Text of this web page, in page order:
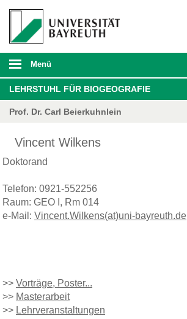
Menü
LEHRSTUHL FÜR BIOGEOGRAFIE
Prof. Dr. Carl Beierkuhnlein
Vincent Wilkens
Doktorand
Telefon: 0921-552256
Raum: GEO I, Rm 014
e-Mail: Vincent.Wilkens(at)uni-bayreuth.de
>> Vorträge, Poster...
>> Masterarbeit
>> Lehrveranstaltungen